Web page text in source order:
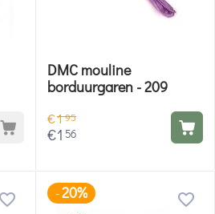
DMC mouline
borduurgaren - 209
€195
€1 56
-20%